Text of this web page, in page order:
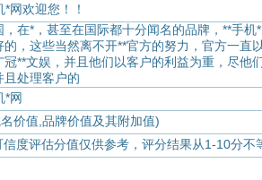
*网欢迎您！！
，在*，甚至在国际都十分闻名的品牌，**手机
的，这些当然离不开**官方的努力，官方一直
冠**文娱，并且他们以客户的利益为重，尽他
且处理客户的
*网
价值,品牌价值及其附加值)
信度评估分值仅供参考，评分结果从1-10分不